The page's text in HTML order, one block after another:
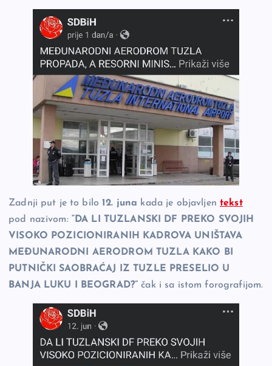
Zadnji put je to bilo12. juna kada je objavljentekst
pod nazivom: “DA LI TUZLANSKI DF PREKO SVOJIH
VISOKO POZICIONIRANIH KADROVA UNIŠTAVA
MEĐUNARODNI AERODROM TUZLA KAKO BI
PUTNIČKI SAOBRAĆAJ IZ TUZLE PRESELIO U
BANJA LUKU I BEOGRAD?” čak i sa istom forografijom.